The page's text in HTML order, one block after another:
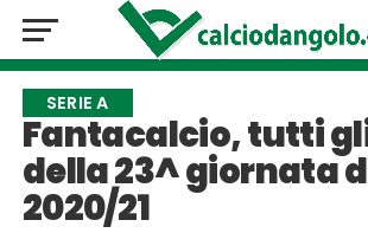
SERIE A
Fantacalcio, tutti
della 23^ giornata
2020/21